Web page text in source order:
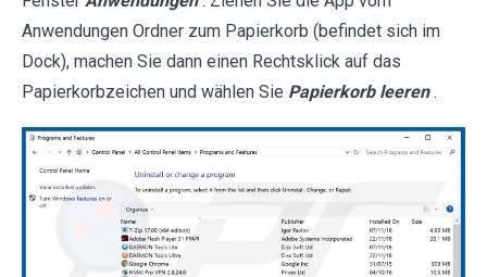
Anwendungen Ordner zum Papierkorb (befindet sich im
Dock), machen Sie dann einen Rechtsklick auf das
Papierkorbzeichen und wählen Sie Papierkorb leeren .